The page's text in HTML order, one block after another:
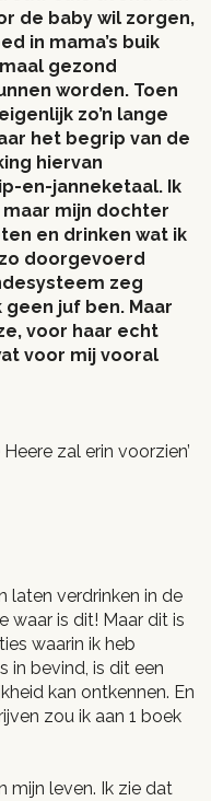
de baby wil zorgen,
in mama’s buik
gezond
worden. Toen
zo’n lange
het begrip van de
hiervan
en-janneketaal. Ik
mijn dochter
en drinken wat ik
doorgevoerd
zeg
juf ben. Maar
voor haar echt
voor mij vooral
zal erin voorzien’
laten verdrinken in de
waar is dit! Maar dit is
waarin ik heb
in bevind, is dit een
kan ontkennen. En
zou ik aan 1 boek
mijn leven. Ik zie dat